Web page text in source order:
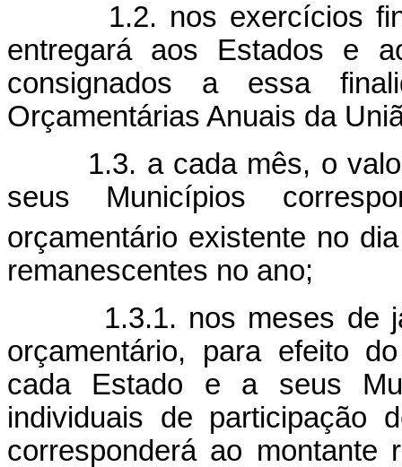
1.2. nos exercícios
entregará aos Estados e
consignados a essa
Orçamentárias Anuais da
1.3. a cada mês, o valor
seus Municípios
orçamentário existente no
remanescentes no ano;
1.3.1. nos meses de
orçamentário, para efeito
cada Estado e a seus
individuais de participação
corresponderá ao montante